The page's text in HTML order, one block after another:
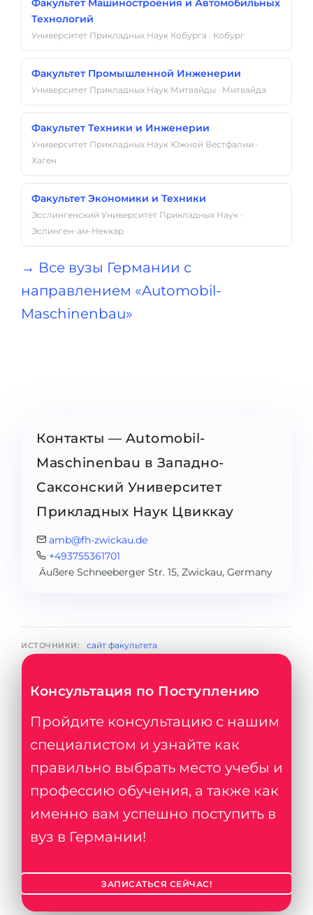
Факультет Машиностроения и Автомобильных
Технологий
Университет Прикладных Наук Кобурга · Кобург
Факультет Промышленной Инженерии
Университет Прикладных Наук Митвайды · Митвайда
Факультет Техники и Инженерии
Университет Прикладных Наук Южной Вестфалии ·
Хаген
Факультет Экономики и Техники
Эсслингенский Университет Прикладных Наук ·
Эслинген-ам-Неккар
→ Все вузы Германии с
направлением «Automobil-
Maschinenbau»
Контакты — Automobil-
Maschinenbau в Западно-
Саксонский Университет
Прикладных Наук Цвиккау
amb@fh-zwickau.de
+493755361701
Äußere Schneeberger Str. 15, Zwickau, Germany
ИСТОЧНИКИ: сайт факультета
Консультация по Поступлению
Пройдите консультацию с нашим
специалистом и узнайте как
правильно выбрать место учебы и
профессию обучения, а также как
именно вам успешно поступить в
вуз в Германии!
ЗАПИСАТЬСЯ СЕЙЧАС!